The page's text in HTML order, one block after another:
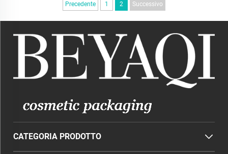
Precedente 1 2 Successivo
CATEGORIA PRODOTTO